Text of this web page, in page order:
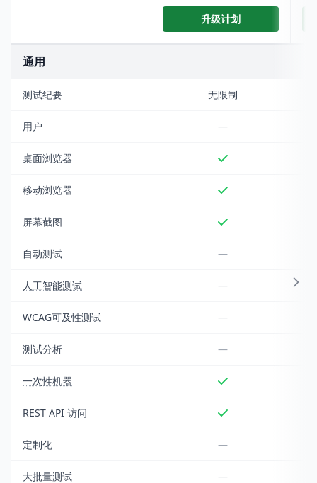
升级计划
通用
Feature
测试纪要 无限制
用户 —
桌面浏览器
移动浏览器
屏幕截图
自动测试 —
人工智能测试 —
WCAG可及性测试 —
测试分析 —
一次性机器
REST API 访问
定制化 —
大批量测试 —